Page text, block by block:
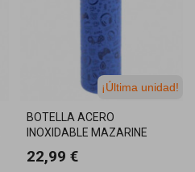
¡Última unidad!
BOTELLA ACERO
INOXIDABLE MAZARINE
22,99 €